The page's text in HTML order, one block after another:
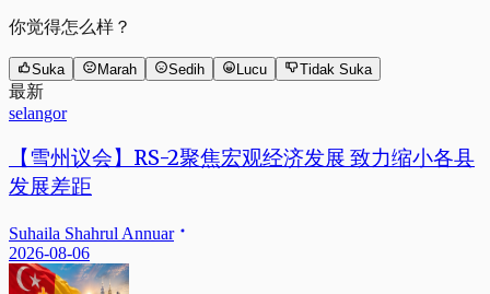
你觉得怎么样？
Suka Marah Sedih Lucu Tidak Suka
最新
selangor
【雪州议会】RS-2聚焦宏观经济发展 致力缩小各县
发展差距
Suhaila Shahrul Annuar
2026-08-06